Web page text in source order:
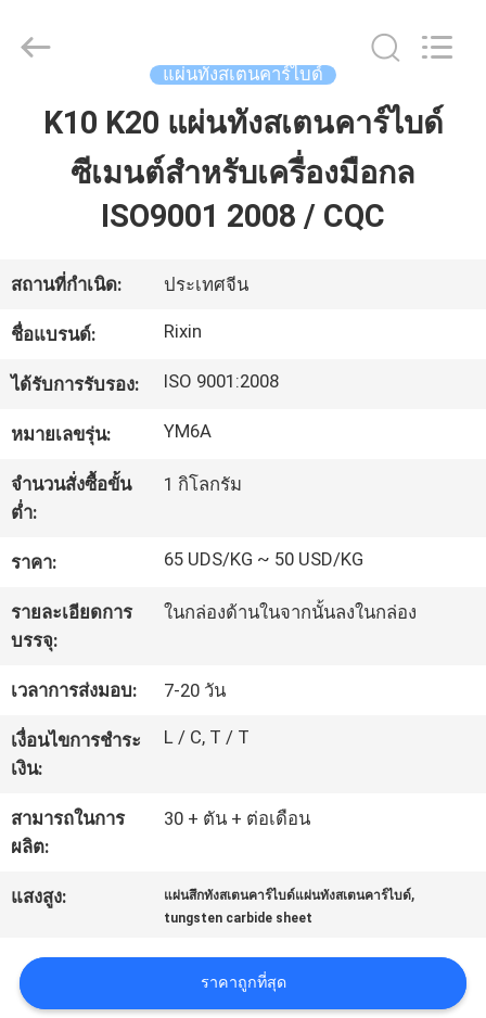
บ้าน
ผลิตภัณฑ์
เกี่ยว
กับ
เรา
ทัวร์
โรงงาน
ควบคุม
คุณภาพ
ติดต่อ
เรา
ข่าว
ขอ
อ้าง
Carbide
Reserved.
แผ่นทังสเตนคาร์ไบด์
K10 K20 แผ่นทังสเตนคาร์ไบด์
ซีเมนต์สำหรับเครื่องมือกล
ISO9001 2008 / CQC
สถานที่กำเนิด: ประเทศจีน
ชื่อแบรนด์: Rixin
ได้รับการรับรอง: ISO 9001:2008
หมายเลขรุ่น: YM6A
จำนวนสั่งซื้อขั้น
ต่ำ:
1 กิโลกรัม
ราคา: 65 UDS/KG ~ 50 USD/KG
รายละเอียดการ
บรรจุ:
ในกล่องด้านในจากนั้นลงในกล่อง
เวลาการส่งมอบ: 7-20 วัน
เงื่อนไขการชำระ
เงิน:
L / C, T / T
สามารถในการ
ผลิต:
30 + ตัน + ต่อเดือน
แสงสูง: แผ่นสึกทังสเตนคาร์ไบด์แผ่นทังสเตนคาร์ไบด์,
tungsten carbide sheet
ราคาถูกที่สุด